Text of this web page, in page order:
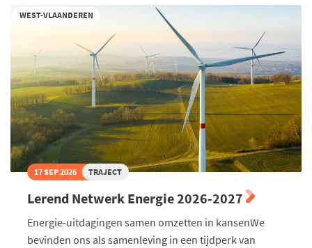
WEST-VLAANDEREN
17 SEP 2026 TRAJECT
Lerend Netwerk Energie 2026-2027
Energie-uitdagingen samen omzetten in kansenWe
bevinden ons als samenleving in een tijdperk van